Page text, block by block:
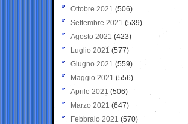
Ottobre 2021 (506)
Settembre 2021 (539)
Agosto 2021 (423)
Luglio 2021 (577)
Giugno 2021(559)
Maggio 2021 (556)
Aprile 2021 (506)
Marzo 2021 (647)
Febbraio 2021 (570)